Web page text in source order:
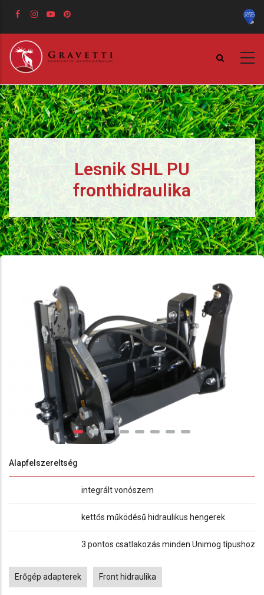
tartalomra
Lesnik SHL PU
fronthidraulika
Alapfelszereltség
integrált vonószem
kettős működésű hidraulikus hengerek
3 pontos csatlakozás minden Unimog típushoz
Tags
Erőgép adapterek Front hidraulika